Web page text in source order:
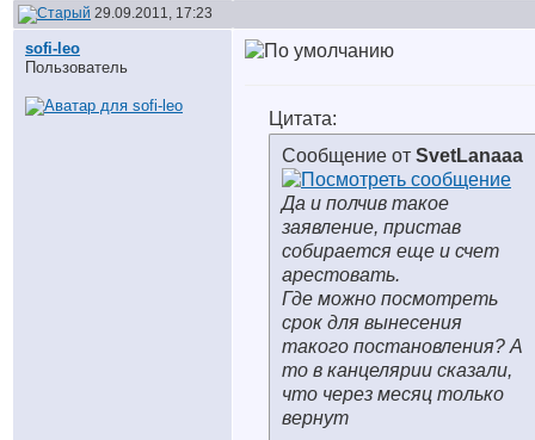
29.09.2011, 17:23
sofi-leo
Пользователь
Цитата:
Сообщение от SvetLanaaa
Да и полчив такое
заявление, пристав
собирается еще и счет
арестовать.
Где можно посмотреть
срок для вынесения
такого постановления? А
то в канцелярии сказали,
что через месяц только
вернут